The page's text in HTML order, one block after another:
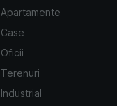
Apartamente
Case
Oficii
Terenuri
Industrial